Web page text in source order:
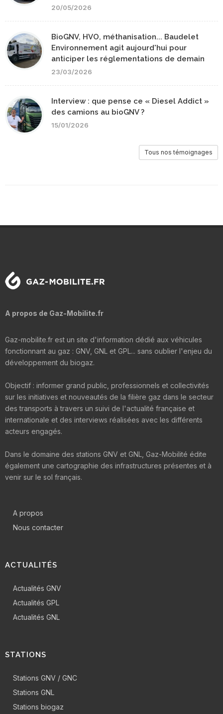
20/05/2026
BioGNV, HVO, méthanisation... Baudelet
Environnement agit aujourd'hui pour
anticiper les réglementations de demain
23/03/2026
Interview : que pense ce « Diesel Addict »
des camions au bioGNV ?
15/01/2026
Tous nos témoignages
A propos de Gaz-Mobilite.fr
Gaz-mobilite.fr est un site d'information dédié aux véhicules
fonctionnant au gaz : GNV, GNL et GPL... sans oublier l'enjeu du
développement du biogaz.
Objectif : informer grand public, professionnels et collectivités
sur les initiatives et nouveautés de la filière gaz dans le secteur
des transports à travers un suivi de l'actualité française et
internationale et des interviews réalisées avec les différents
acteurs engagés.
Dans le domaine des stations GNV et GNL, Gaz-Mobilité édite
également une cartographie des infrastructures présentes et à
venir sur le sol français.
A propos
Nous contacter
ACTUALITÉS
Actualités GNV
Actualités GPL
Actualités GNL
STATIONS
Stations GNV / GNC
Stations GNL
Stations biogaz